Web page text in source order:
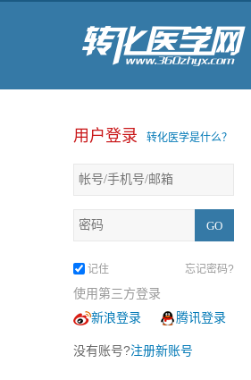
用户登录 转化医学是什么？
记住 忘记密码?
使用第三方登录
新浪登录
腾讯登录
没有账号?注册新账号